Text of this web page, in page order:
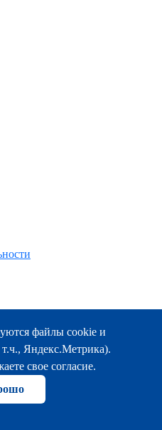
51
Минздрава России
файлы cookie и
т.ч., Яндекс.Метрика).
свое согласие.